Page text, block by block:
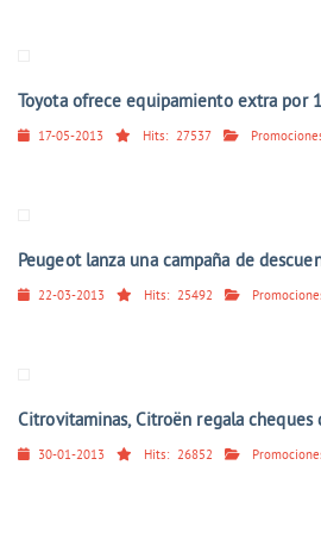
Toyota ofrece equipamiento extra por
17-05-2013 Hits: 27537
Peugeot lanza una campaña de
22-03-2013 Hits: 25492
Citrovitaminas, Citroën regala cheques
30-01-2013 Hits: 26852